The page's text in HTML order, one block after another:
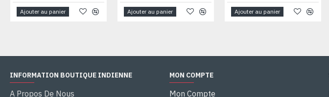
Ajouter au panier Ajouter au panier Ajouter au panier
INFORMATION BOUTIQUE INDIENNE
A Propos De Nous
MON COMPTE
Mon Compte